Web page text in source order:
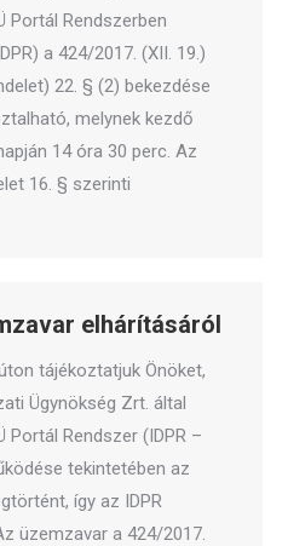
Portál Rendszerben
a 424/2017. (XII. 19.)
22. § (2) bekezdése
melynek kezdő
14 óra 30 perc. Az
16. § szerinti
elhárításáról
tájékoztatjuk Önöket,
Ügynökség Zrt. által
Rendszer (IDPR –
tekintetében az
így az IDPR
üzemzavar a 424/2017.